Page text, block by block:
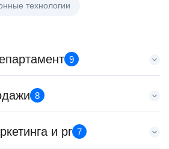
технологии
9
Enterprise продаж)
департамент
8
клиентов (B2B)
продажи
и pr 7